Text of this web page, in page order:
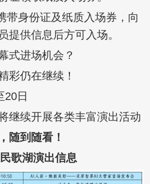
身份证及纸质入场券，向
提供信息后方可入场。
进场机会？
仍在继续！
日
续开展各类丰富演出活动
随到随看！
歌湖演出信息